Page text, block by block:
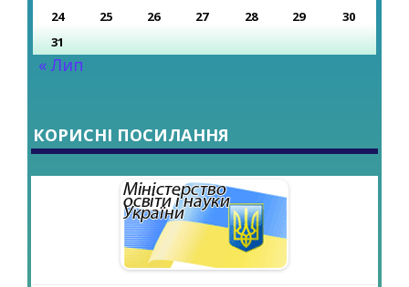
24
25 26 27 28 29
30
31
« Лип
КОРИСНІ ПОСИЛАННЯ